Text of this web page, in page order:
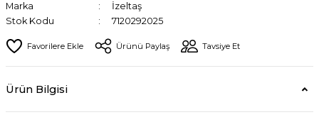
Marka
İzeltaş
Stok Kodu
7120292025
Ürünü Paylaş Tavsiye Et
Ürün Bilgisi